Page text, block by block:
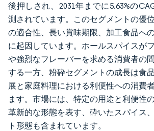
後押しされ、2031年までに5.63%の
測されています。このセグメントの優
の適合性、長い賞味期限、加工食品へ
に起因しています。ホールスパイスが
や強烈なフレーバーを求める消費者の
する一方、粉砕セグメントの成長は食
展と家庭料理における利便性への消費
ます。市場には、特定の用途と利便性
革新的な形態を表す、砕いたスパイス
ト形態も含まれています。